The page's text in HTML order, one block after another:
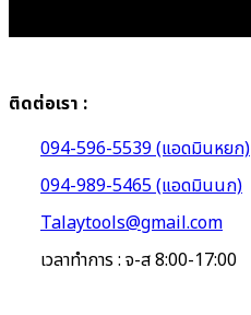
ติดต่อเรา :
094-596-5539 (แอดมินหยก)
094-989-5465 (แอดมินนก)
Talaytools@gmail.com
เวลาทำการ : จ-ส 8:00-17:00